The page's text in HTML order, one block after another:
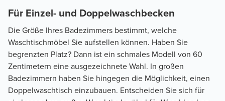
Für Einzel- und Doppelwaschbecken
Die Größe Ihres Badezimmers bestimmt, welche
Waschtischmöbel Sie aufstellen können. Haben Sie
begrenzten Platz? Dann ist ein schmales Modell von 60
Zentimetern eine ausgezeichnete Wahl. In großen
Badezimmern haben Sie hingegen die Möglichkeit, einen
Doppelwaschtisch einzubauen. Entscheiden Sie sich für